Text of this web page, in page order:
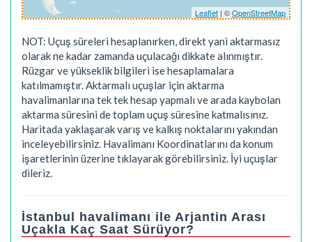
Leaflet | ©OpenStreetMap
NOT: Uçuş süreleri hesaplanırken, direkt yani aktarmasız
olarak ne kadar zamanda uçulacağı dikkate alınmıştır.
Rüzgar ve yükseklik bilgileri ise hesaplamalara
katılmamıştır. Aktarmalı uçuşlar için aktarma
havalimanlarına tek tek hesap yapmalı ve arada kaybolan
aktarma süresini de toplam uçuş süresine katmalısınız.
Haritada yaklaşarak varış ve kalkış noktalarını yakından
inceleyebilirsiniz. Havalimanı Koordinatlarını da konum
işaretlerinin üzerine tıklayarak görebilirsiniz. İyi uçuşlar
dileriz.
İstanbul havalimanı ile Arjantin Arası
Uçakla Kaç Saat Sürüyor?